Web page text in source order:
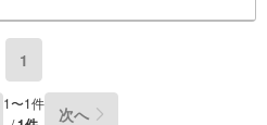
す。住宅情報館にお越し頂けたら、
なく、お住まいの疑問、不安、お家
談いただけます。お客様の要望をお
、全力でサポートさせて頂きます。
1
1〜1件
次へ